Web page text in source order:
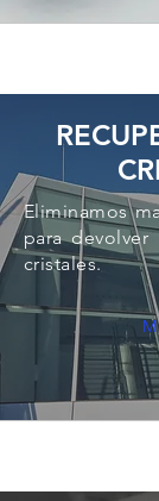
Eliminamos
para devolver
cristales.